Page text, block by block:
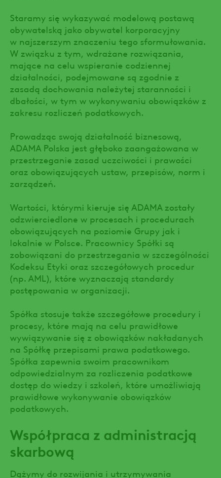
Staramy się wykazywać modelową postawą
obywatelską jako obywatel korporacyjny
w najszerszym znaczeniu tego sformułowania.
W związku z tym, wdrażane rozwiązania,
mające na celu wspieranie codziennej
działalności, podejmowane są zgodnie z
zasadą dochowania należytej staranności i
dbałości, w tym w wykonywaniu obowiązków z
zakresu rozliczeń podatkowych.
Prowadząc swoją działalność biznesową,
ADAMA Polska jest głęboko zaangażowana w
przestrzeganie zasad uczciwości i prawości
oraz obowiązujących ustaw, przepisów, norm i
zarządzeń.
Wartości, którymi kieruje się ADAMA zostały
odzwierciedlone w procesach i procedurach
obowiązujących na poziomie Grupy jak i
lokalnie w Polsce. Pracownicy Spółki są
zobowiązani do przestrzegania w szczególności
Kodeksu Etyki oraz szczegółowych procedur
(np. AML), które wyznaczają standardy
postępowania w organizacji.
Spółka stosuje także szczegółowe procedury i
procesy, które mają na celu prawidłowe
wywiązywanie się z obowiązków nakładanych
na Spółkę przepisami prawa podatkowego.
Spółka zapewnia swoim pracownikom
odpowiedzialnym za rozliczenia podatkowe
dostęp do wiedzy i szkoleń, które umożliwiają
prawidłowe wykonywanie obowiązków
podatkowych.
Współpraca z administracją
skarbową
Dążymy do rozwijania i utrzymywania